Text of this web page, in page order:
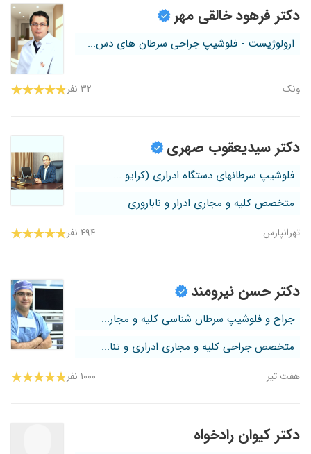
دکتر فرهود خالقی مهر
ارولوژیست - فلوشیپ جراحی سرطان های دس...
ونک ۳۲ نفر
دکتر سیدیعقوب صهری
فلوشیپ سرطانهای دستگاه ادراری (کرایو ...
متخصص کلیه و مجاری ادرار و ناباروری
تهرانپارس ۴۹۴ نفر
دکتر حسن نیرومند
جراح و فلوشیپ سرطان شناسی کلیه و مجار...
متخصص جراحی کلیه و مجاری ادراری و تنا...
هفت تیر ۱۰۰۰ نفر
دکتر کیوان رادخواه